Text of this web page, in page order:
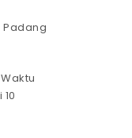
Padang